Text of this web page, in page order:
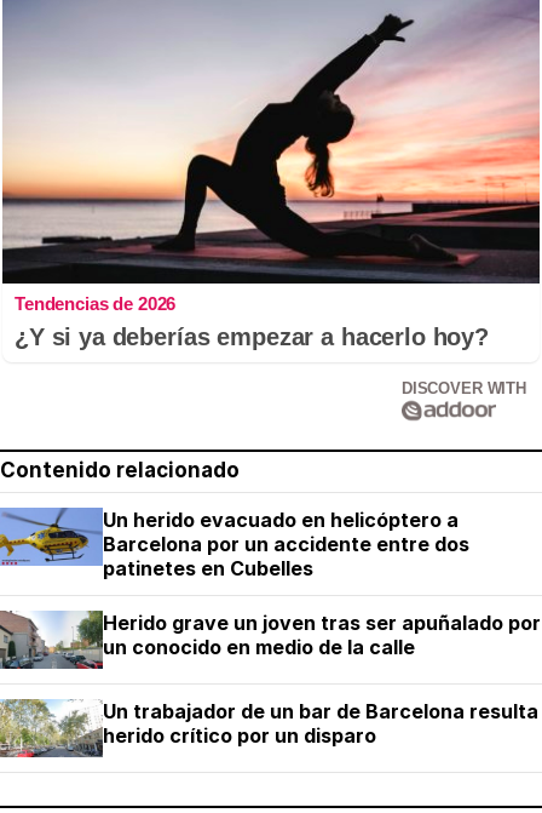
Tendencias de 2026
¿Y si ya deberías empezar a hacerlo hoy?
DISCOVER WITH
Contenido relacionado
Un herido evacuado en helicóptero a
Barcelona por un accidente entre dos
patinetes en Cubelles
Herido grave un joven tras ser apuñalado por
un conocido en medio de la calle
Un trabajador de un bar de Barcelona resulta
herido crítico por un disparo